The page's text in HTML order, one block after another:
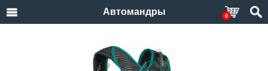
Автомандры 0